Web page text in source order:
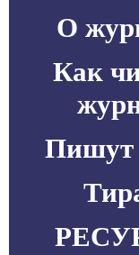
О
Как
Пишут